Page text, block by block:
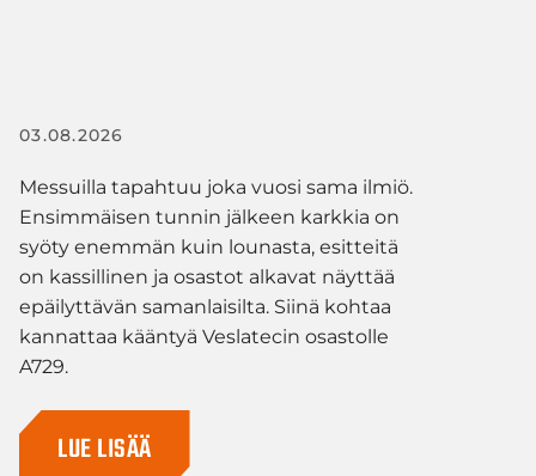
03.08.2026
Messuilla tapahtuu joka vuosi sama ilmiö.
Ensimmäisen tunnin jälkeen karkkia on
syöty enemmän kuin lounasta, esitteitä
on kassillinen ja osastot alkavat näyttää
epäilyttävän samanlaisilta. Siinä kohtaa
kannattaa kääntyä Veslatecin osastolle
A729.
LUE LISÄÄ